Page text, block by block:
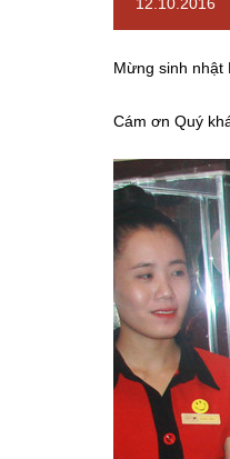
Mừng sinh nhật
Cám ơn Quý